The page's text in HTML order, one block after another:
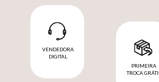
VENDEDORA
DIGITAL
PRIMEIRA
TROCA